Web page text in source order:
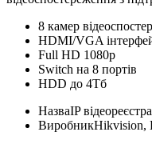
8 камер
HDMI/VGA
Full HD 1080p
Switch на 8 портів
HDD до 4Тб
НазваIP
ВиробникHikvision,